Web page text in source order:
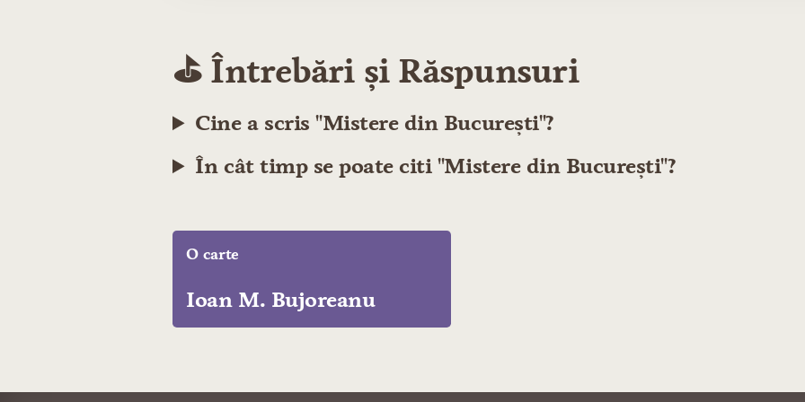
⛳️ Întrebări și Răspunsuri
Cine a scris "Mistere din București"?
În cât timp se poate citi "Mistere din București"?
O carte
Ioan M. Bujoreanu